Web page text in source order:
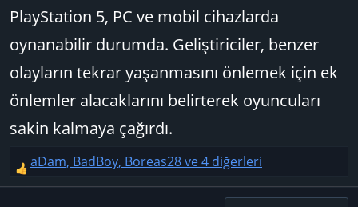
PlayStation 5, PC ve mobil cihazlarda
oynanabilir durumda. Geliştiriciler, benzer
olayların tekrar yaşanmasını önlemek için ek
önlemler alacaklarını belirterek oyuncuları
sakin kalmaya çağırdı.
T
e
aDam, BadBoy, Boreas28ve 4 diğerleri